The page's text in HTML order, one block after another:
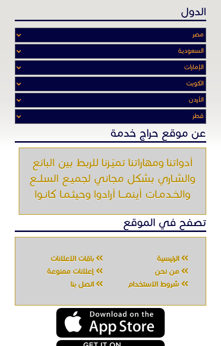
عن موقع حراج خدمة
أدواتنا ومهاراتنا تميّـزنا للربط بين البائع
والشـاري بشكل مجاني لجميـع السلــع
والخـدمـات أينمـــا أرادوا وحيثـمـا كانـوا
تصفح في الموقع
الرئيسية
شروط الاستخدام
اتصل بنا
لتقنية المعلومات